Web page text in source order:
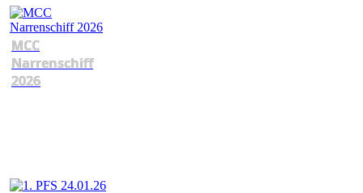
MCC
Narrenschiff
2026